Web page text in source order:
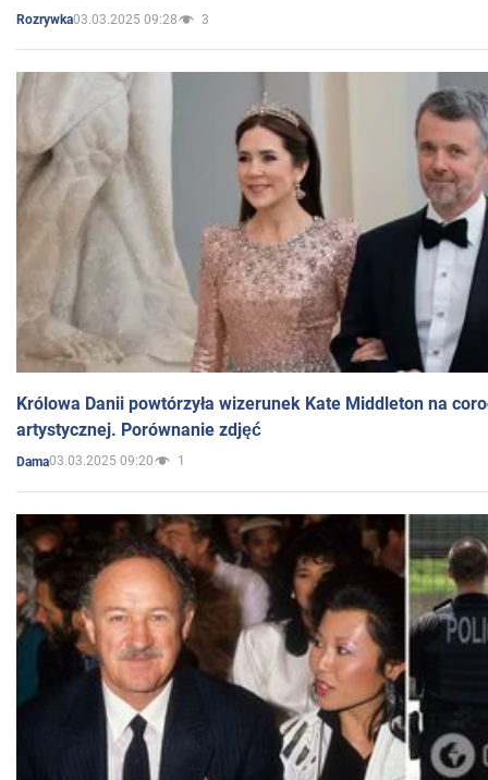
Rozrywka03.03.2025 09:28 3
Królowa Danii powtórzyła wizerunek Kate Middleton na
artystycznej. Porównanie zdjęć
Dama03.03.2025 09:20 1